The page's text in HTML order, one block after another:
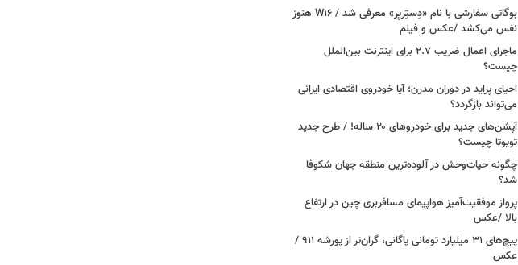
بوگاتی سفارشی با نام «دِستِریِر» معرفی شد / W۱۶ هنوز
نفس می‌کشد /عکس و فیلم
ماجرای اعمال ضریب ۲.۷ برای اینترنت بین‌الملل
چیست؟
احیای پراید در دوران مدرن؛ آیا خودروی اقتصادی ایرانی
می‌تواند بازگردد؟
آپشن‌های جدید برای خودروهای ۲۰ ساله! / طرح جدید
تویوتا چیست؟
چگونه حیات‌وحش در آلوده‌ترین منطقه جهان شکوفا
شد؟
پرواز موفقیت‌آمیز هواپیمای مسافربری چین در ارتفاع
بالا /عکس
پیچ‌های ۳۱ میلیارد تومانی پاگانی، گران‌تر از پورشه ۹۱۱ /
عکس